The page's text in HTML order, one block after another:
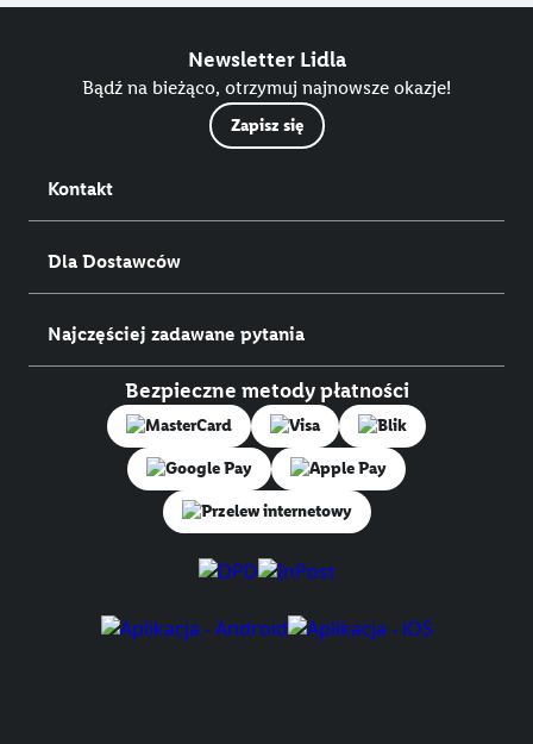
Newsletter Lidla
Bądź na bieżąco, otrzymuj najnowsze okazje!
Zapisz się
Kontakt
Dla Dostawców
Najczęściej zadawane pytania
Bezpieczne metody płatności
Przelew internetowy